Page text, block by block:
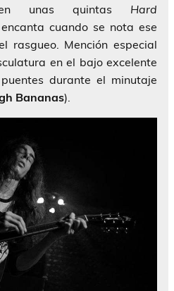
unas quintas Hard
cuando se nota ese
rasgueo. Mención especial
en el bajo excelente
durante el minutaje
Bananas).